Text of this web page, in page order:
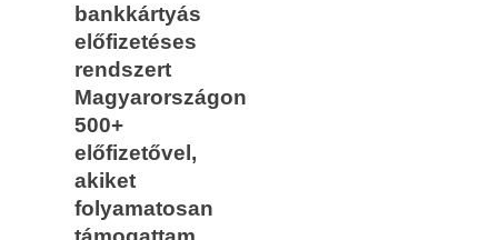
bankkártyás
előfizetéses
rendszert
Magyarországon
500+
előfizetővel,
akiket
folyamatosan